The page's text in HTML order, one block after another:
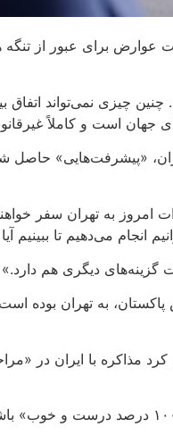
اعلام کرد اگر تهران طرح دریافت
نمی‌تواند اتفاق
جهان است و کاملاً
«پیشرفت‌هایی»
امروز به تهران
انجام می‌دهیم تا ببینیم
گزینه‌های دیگری هم دارد.»
به تهران بوده
با ایران در